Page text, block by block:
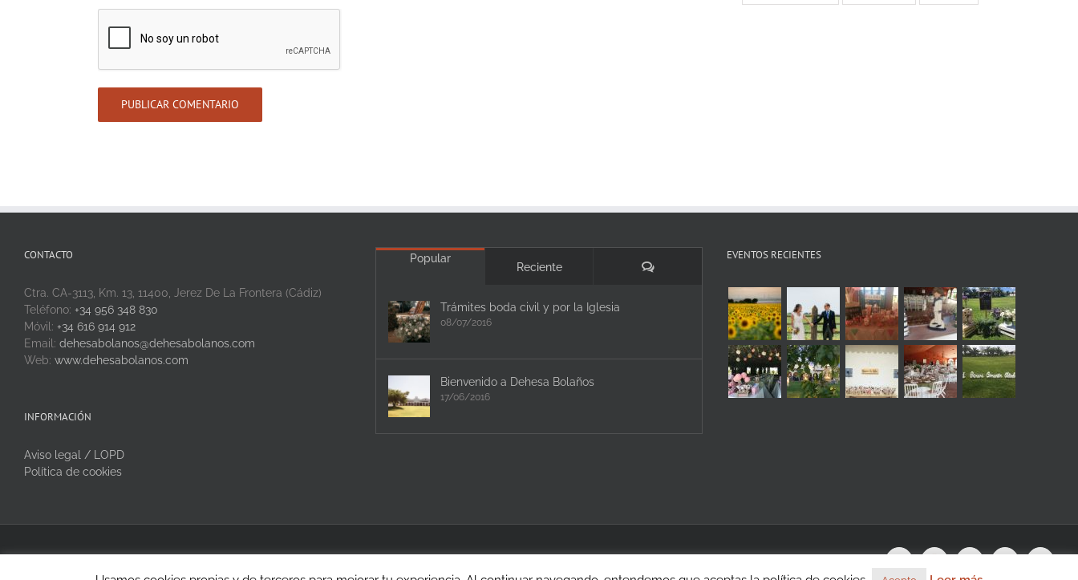
CONTACTO
Ctra. CA-3113, Km. 13, 11400, Jerez De La Frontera (Cádiz)
Teléfono: +34 956 348 830
Móvil: +34 616 914 912
Email: dehesabolanos@dehesabolanos.com
Web: www.dehesabolanos.com
INFORMACIÓN
Aviso legal / LOPD
Política de cookies
Popular
Reciente Comentarios
Trámites boda civil y por la Iglesia
08/07/2016
Bienvenido a Dehesa Bolaños
17/06/2016
EVENTOS RECIENTES